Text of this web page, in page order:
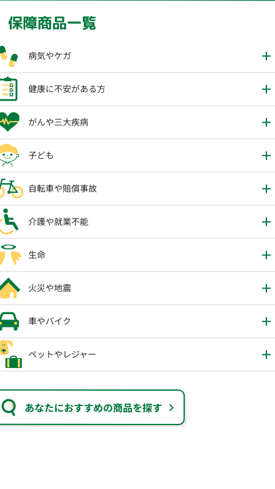
保障商品一覧
病気やケガ
健康に不安がある方
がんや三大疾病
子ども
自転車や賠償事故
介護や就業不能
生命
火災や地震
車やバイク
ペットやレジャー
あなたにおすすめの商品を探す